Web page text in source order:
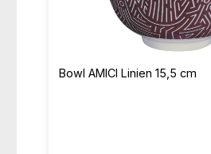
Bowl AMICI Linien 15,5 cm